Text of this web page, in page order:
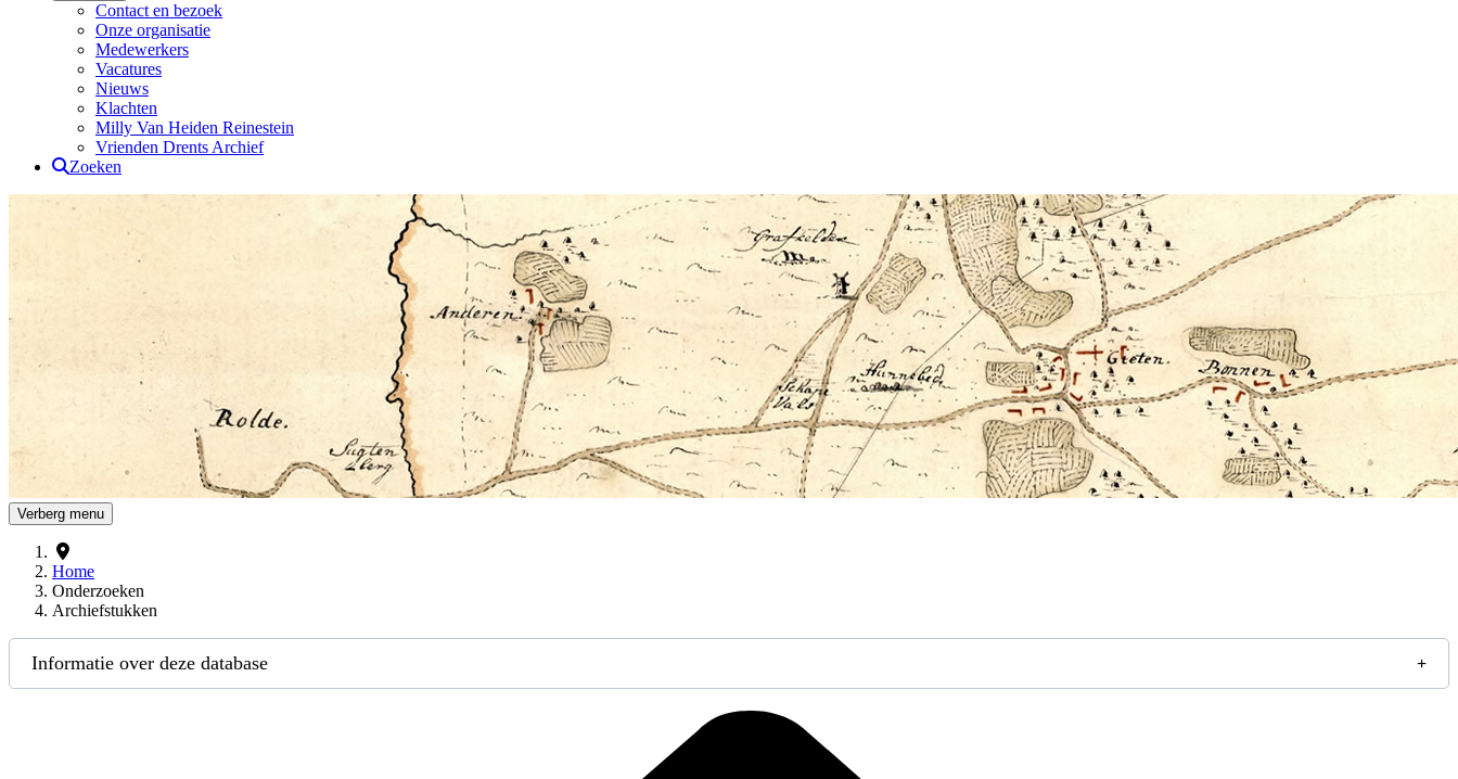
Contact en bezoek
Onze organisatie
Medewerkers
Vacatures
Nieuws
Klachten
Milly Van Heiden Reinestein
Vrienden Drents Archief
Zoeken
Drents Archief
Verberg menu
Home
Onderzoeken
Archiefstukken
Informatie over deze database